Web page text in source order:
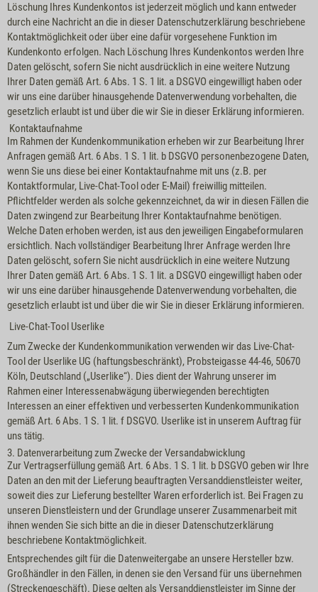
Löschung Ihres Kundenkontos ist jederzeit möglich und kann entweder
durch eine Nachricht an die in dieser Datenschutzerklärung beschriebene
Kontaktmöglichkeit oder über eine dafür vorgesehene Funktion im
Kundenkonto erfolgen. Nach Löschung Ihres Kundenkontos werden Ihre
Daten gelöscht, sofern Sie nicht ausdrücklich in eine weitere Nutzung
Ihrer Daten gemäß Art. 6 Abs. 1 S. 1 lit. a DSGVO eingewilligt haben oder
wir uns eine darüber hinausgehende Datenverwendung vorbehalten, die
gesetzlich erlaubt ist und über die wir Sie in dieser Erklärung informieren.
Kontaktaufnahme
Im Rahmen der Kundenkommunikation erheben wir zur Bearbeitung Ihrer
Anfragen gemäß Art. 6 Abs. 1 S. 1 lit. b DSGVO personenbezogene Daten,
wenn Sie uns diese bei einer Kontaktaufnahme mit uns (z.B. per
Kontaktformular, Live-Chat-Tool oder E-Mail) freiwillig mitteilen.
Pflichtfelder werden als solche gekennzeichnet, da wir in diesen Fällen die
Daten zwingend zur Bearbeitung Ihrer Kontaktaufnahme benötigen.
Welche Daten erhoben werden, ist aus den jeweiligen Eingabeformularen
ersichtlich. Nach vollständiger Bearbeitung Ihrer Anfrage werden Ihre
Daten gelöscht, sofern Sie nicht ausdrücklich in eine weitere Nutzung
Ihrer Daten gemäß Art. 6 Abs. 1 S. 1 lit. a DSGVO eingewilligt haben oder
wir uns eine darüber hinausgehende Datenverwendung vorbehalten, die
gesetzlich erlaubt ist und über die wir Sie in dieser Erklärung informieren.
Live-Chat-Tool Userlike
Zum Zwecke der Kundenkommunikation verwenden wir das Live-Chat-
Tool der Userlike UG (haftungsbeschränkt), Probsteigasse 44-46, 50670
Köln, Deutschland („Userlike“). Dies dient der Wahrung unserer im
Rahmen einer Interessenabwägung überwiegenden berechtigten
Interessen an einer effektiven und verbesserten Kundenkommunikation
gemäß Art. 6 Abs. 1 S. 1 lit. f DSGVO. Userlike ist in unserem Auftrag für
uns tätig.
3. Datenverarbeitung zum Zwecke der Versandabwicklung
Zur Vertragserfüllung gemäß Art. 6 Abs. 1 S. 1 lit. b DSGVO geben wir Ihre
Daten an den mit der Lieferung beauftragten Versanddienstleister weiter,
soweit dies zur Lieferung bestellter Waren erforderlich ist. Bei Fragen zu
unseren Dienstleistern und der Grundlage unserer Zusammenarbeit mit
ihnen wenden Sie sich bitte an die in dieser Datenschutzerklärung
beschriebene Kontaktmöglichkeit.
Entsprechendes gilt für die Datenweitergabe an unsere Hersteller bzw.
Großhändler in den Fällen, in denen sie den Versand für uns übernehmen
(Streckengeschäft). Diese gelten als Versanddienstleister im Sinne der